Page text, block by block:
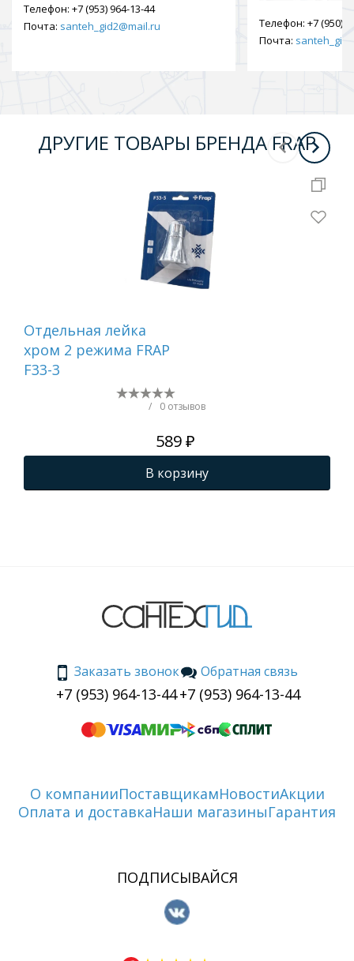
Телефон: +7 (953) 964-13-44
Почта: santeh_gid2@mail.ru Телефон: +7 (950)
Почта:
ДРУГИЕ ТОВАРЫ БРЕНДА FRAP
Отдельная лейка
хром 2 режима FRAP
F33-3
/ 0 отзывов
589 ₽
В корзину
Заказать звонок
+7 (953) 964-13-44
Обратная связь
+7 (953) 964-13-44
О компанииПоставщикамНовостиАкции
Оплата и доставкаНаши магазиныГарантия
ПОДПИСЫВАЙСЯ